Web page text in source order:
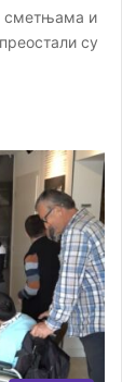
сметњама и
су